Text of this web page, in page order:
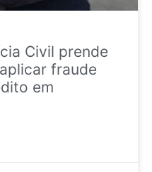
Civil prende
fraude
em